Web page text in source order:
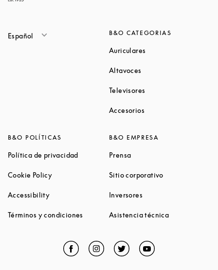
Español B&O CATEGORIAS
Auriculares
Altavoces
Televisores
Accesorios
B&O POLÍTICAS
Política de privacidadLink Opens in New Tab
Cookie PolicyLink Opens in New Tab
AccessibilityLink Opens in New Tab
Términos y condiciones Link Opens in New Tab
B&O EMPRESA
PrensaLink Opens in New Tab
Sitio corporativoLink Opens in
Inversores
Asistencia técnicaLink Opens in
Facebook
Link Opens in New Tab
Instagram
Link Opens in New Tab
TwitterLink Opens in New Tab
YouTubeLink Opens in